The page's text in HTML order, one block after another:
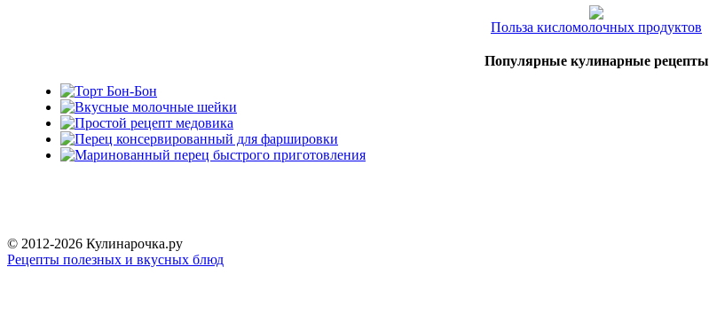
Польза кисломолочных продуктов
Популярные кулинарные рецепты
© 2012-2026 Кулинарочка.ру
Рецепты полезных и вкусных блюд